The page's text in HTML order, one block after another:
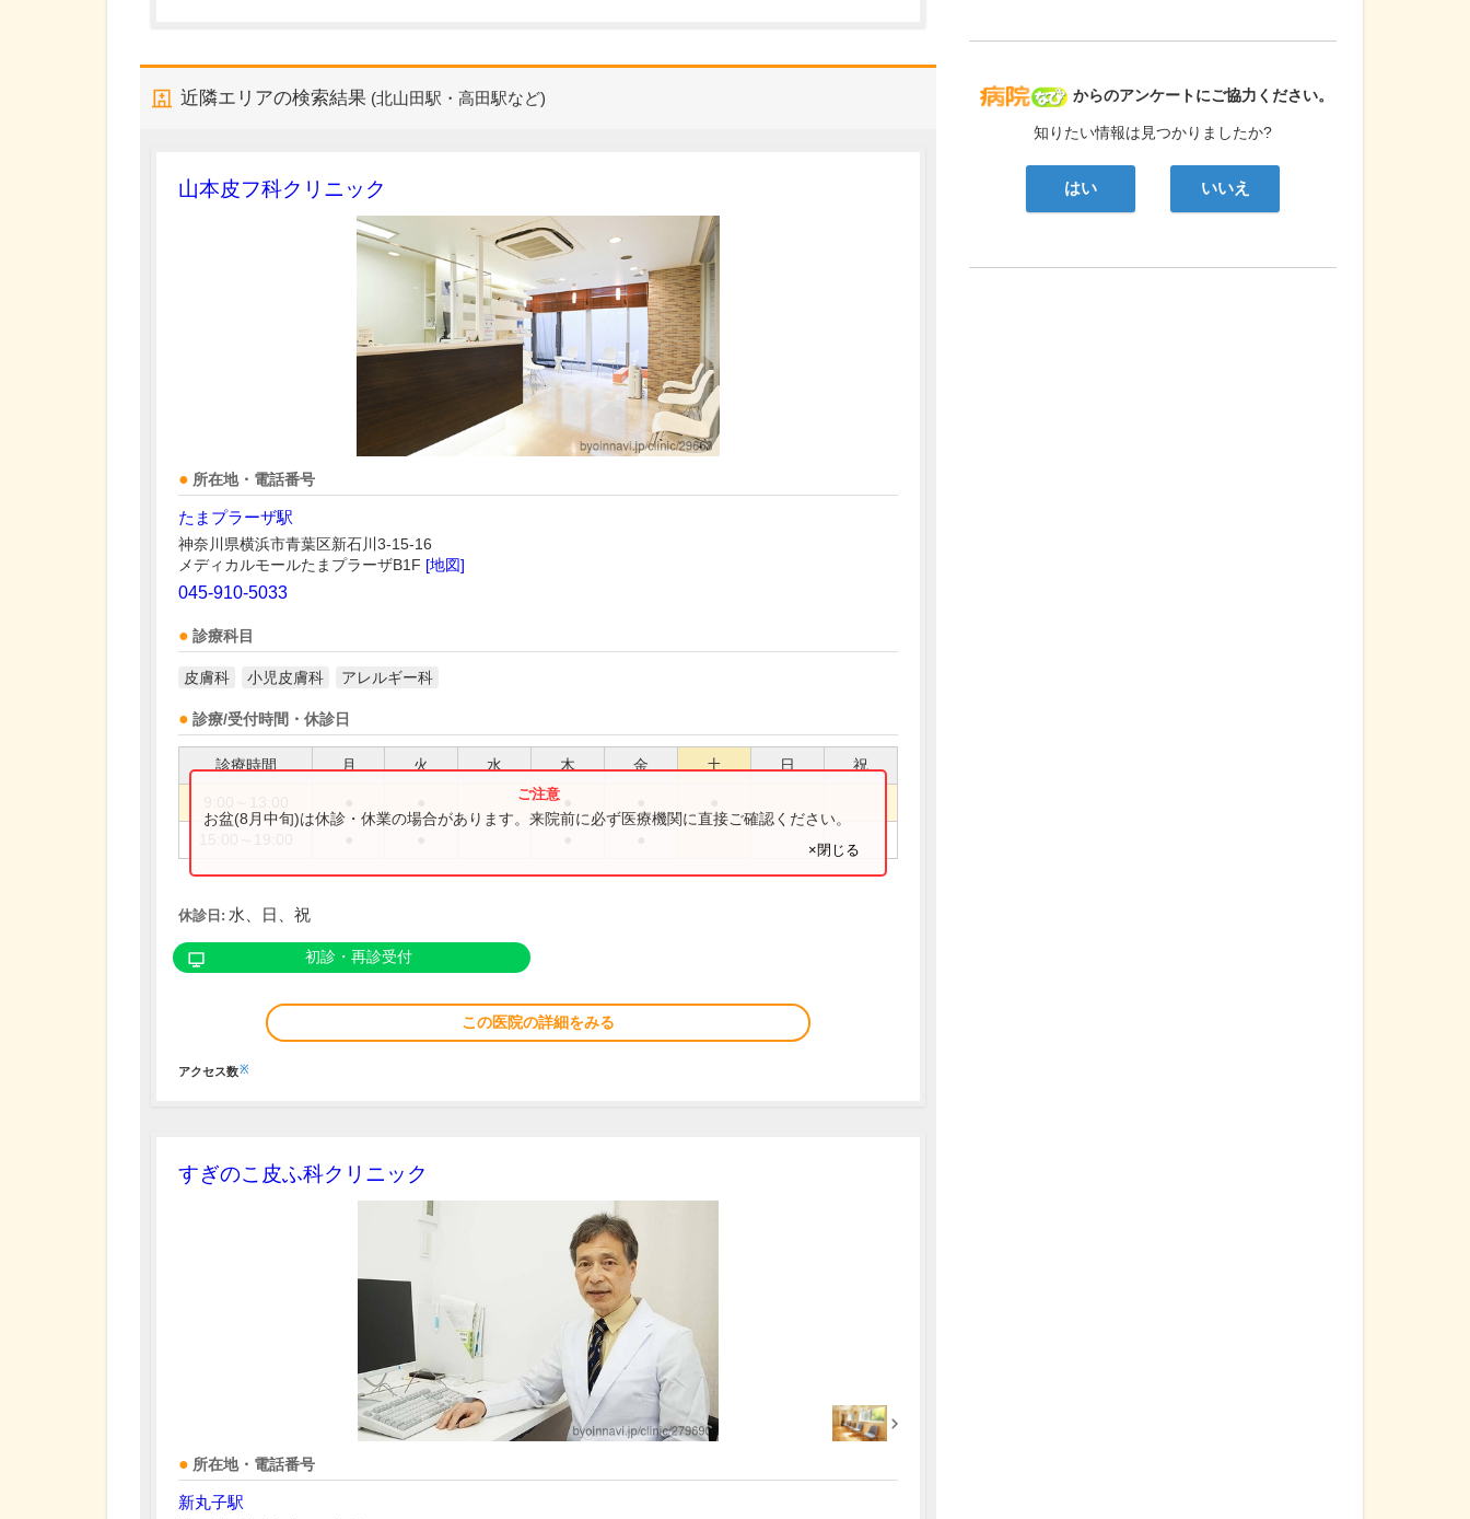
近隣エリアの検索結果 (北山田駅・高田駅など)
山本皮フ科クリニック
所在地・電話番号
たまプラーザ駅
神奈川県横浜市青葉区新石川3-15-16
メディカルモールたまプラーザB1F [地図]
045-910-5033
診療科目
皮膚科 小児皮膚科 アレルギー科
診療/受付時間・休診日
診療時間 月 火 水 木 金 土 日 祝
お盆(8月中旬)は休診・休業の場合があります。来院前に必ず医療機関に直接ご確認ください。
×閉じる
休診日: 水、日、祝
初診・再診受付
この医院の詳細をみる
アクセス数※
すぎのこ皮ふ科クリニック
所在地・電話番号
新丸子駅
病院なび
からのアンケートにご協力ください。
知りたい情報は見つかりましたか?
はい いいえ